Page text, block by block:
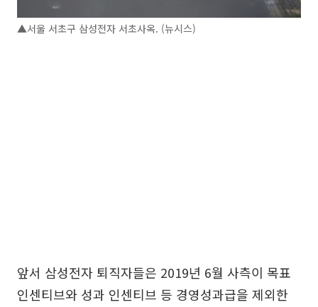
▲서울 서초구 삼성전자 서초사옥. (뉴시스)
앞서 삼성전자 퇴직자들은 2019년 6월 사측이 목표
인센티브와 성과 인센티브 등 경영성과급을 제외한